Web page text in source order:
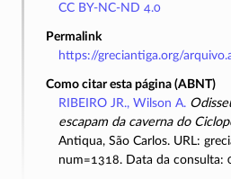
CC BY-NC-ND 4.0
Permalink
https://greciantiga.org/
Como citar esta página (ABNT)
RIBEIRO JR., Wilson A.
escapam da caverna do
Antiqua, São Carlos. URL:
num=1318. Data da consulta: